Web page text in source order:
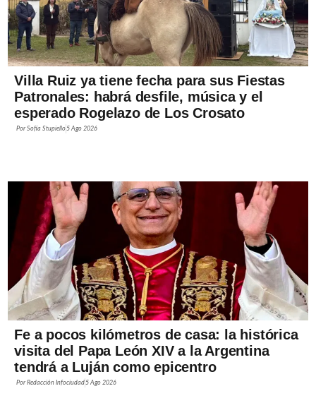
Villa Ruiz ya tiene fecha para sus Fiestas
Patronales: habrá desfile, música y el
esperado Rogelazo de Los Crosato
PorSofía Stupiello5 Ago 2026
Fe a pocos kilómetros de casa: la histórica
visita del Papa León XIV a la Argentina
tendrá a Luján como epicentro
PorRedacción Infociudad5 Ago 2026